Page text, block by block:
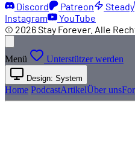
Discord Patreon Steady
Instagram
YouTube
© 2026 Stay Forever. Alle
Menü Unterstützer werden
Design: System
Home PodcastArtikelÜber uns